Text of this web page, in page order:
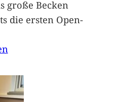
große Becken
die ersten Open-